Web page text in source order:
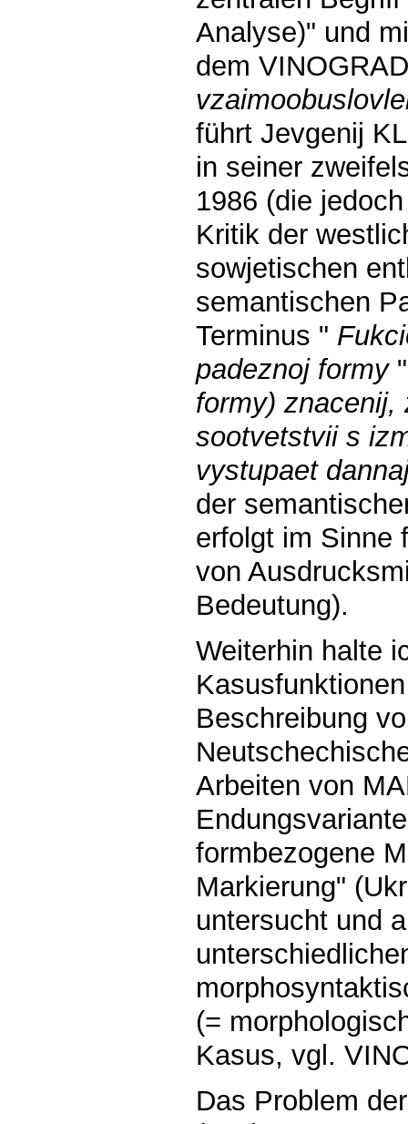
Analyse)" und
dem
führt Jevgenij
in seiner
1986 (die
Kritik der
sowjetischen
semantischen
Terminus "
padeznoj formy
formy) znacenij,
sootvetstvii s
vystupaet
der
erfolgt im Sinne
von
Bedeutung).
Weiterhin halte
Beschreibung
Arbeiten von
formbezogene
Markierung"
untersucht und
(=
Kasus, vgl.
Das Problem